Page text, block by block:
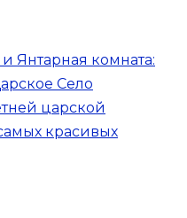
Янтарная комната:
Село
царской
красивых